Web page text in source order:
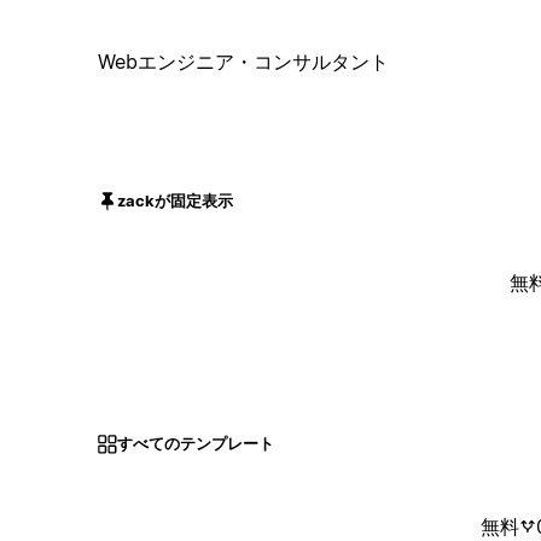
Webエンジニア・コンサルタント
zackが固定表示
無
すべてのテンプレート
無料